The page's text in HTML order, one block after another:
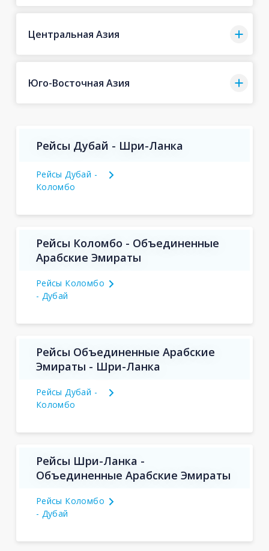
Центральная Азия
Юго-Восточная Азия
Рейсы Дубай - Шри-Ланка
Рейсы Дубай -
Коломбо
Рейсы Коломбо - Объединенные
Арабские Эмираты
Рейсы Коломбо
- Дубай
Рейсы Объединенные Арабские
Эмираты - Шри-Ланка
Рейсы Дубай -
Коломбо
Рейсы Шри-Ланка -
Объединенные Арабские Эмираты
Рейсы Коломбо
- Дубай